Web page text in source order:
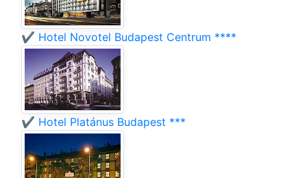
✔️ Hotel Novotel Budapest Centrum ****
✔️ Hotel Platánus Budapest ***